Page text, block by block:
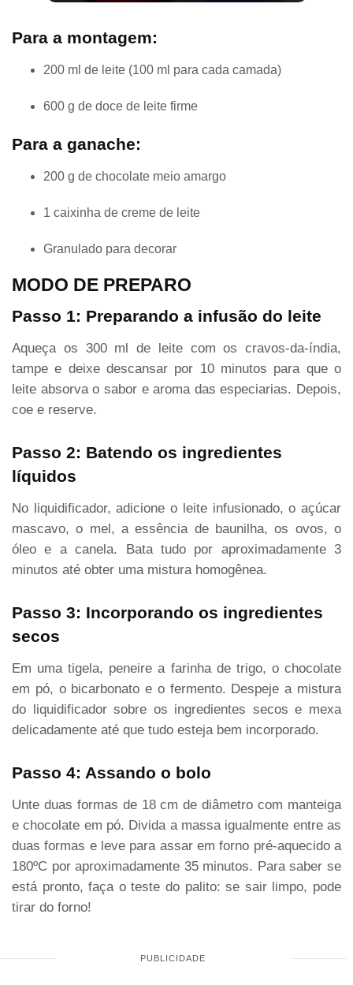
Para a montagem:
200 ml de leite (100 ml para cada camada)
600 g de doce de leite firme
Para a ganache:
200 g de chocolate meio amargo
1 caixinha de creme de leite
Granulado para decorar
MODO DE PREPARO
Passo 1: Preparando a infusão do leite
Aqueça os 300 ml de leite com os cravos-da-índia,
tampe e deixe descansar por 10 minutos para que o
leite absorva o sabor e aroma das especiarias. Depois,
coe e reserve.
Passo 2: Batendo os ingredientes
líquidos
No liquidificador, adicione o leite infusionado, o açúcar
mascavo, o mel, a essência de baunilha, os ovos, o
óleo e a canela. Bata tudo por aproximadamente 3
minutos até obter uma mistura homogênea.
Passo 3: Incorporando os ingredientes
secos
Em uma tigela, peneire a farinha de trigo, o chocolate
em pó, o bicarbonato e o fermento. Despeje a mistura
do liquidificador sobre os ingredientes secos e mexa
delicadamente até que tudo esteja bem incorporado.
Passo 4: Assando o bolo
Unte duas formas de 18 cm de diâmetro com manteiga
e chocolate em pó. Divida a massa igualmente entre as
duas formas e leve para assar em forno pré-aquecido a
180ºC por aproximadamente 35 minutos. Para saber se
está pronto, faça o teste do palito: se sair limpo, pode
tirar do forno!